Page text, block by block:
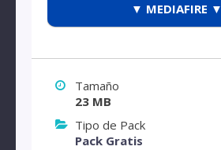
▼ MEDIAFIRE ▼
Tamaño
23 MB
Tipo de Pack
Pack Gratis